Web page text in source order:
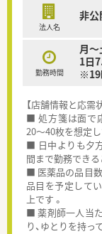
法人名
非公
勤務時間
月
1日
※19
【店舗情報と応需
■ 処方箋は面で
20〜40枚を想定し
■ 日中よりも夕
間まで勤務できる
■ 医薬品の品目
品目を予定して
上です 。
■ 薬剤師一人当
り、ゆとりを持っ